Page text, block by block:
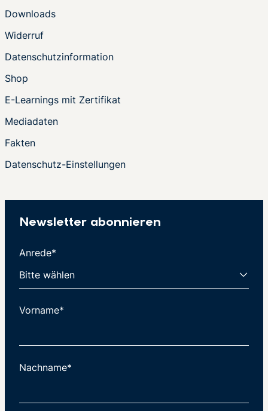
Downloads
Widerruf
Datenschutzinformation
Shop
E-Learnings mit Zertifikat
Mediadaten
Fakten
Datenschutz-Einstellungen
Newsletter abonnieren
Anrede*
Vorname*
Nachname*